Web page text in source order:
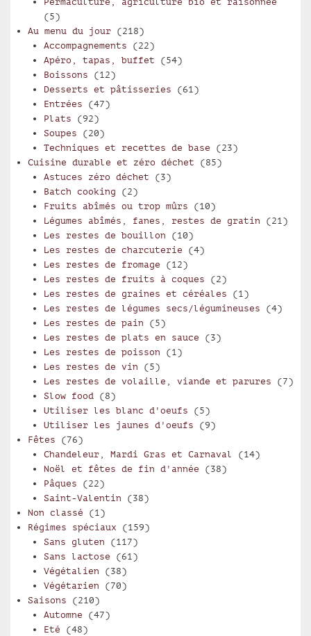
(5)
Au menu du jour (218)
Accompagnements (22)
Apéro, tapas, buffet (54)
Boissons (12)
Desserts et pâtisseries (61)
Entrées (47)
Plats (92)
Soupes (20)
Techniques et recettes de base (23)
Cuisine durable et zéro déchet (85)
Astuces zéro déchet (3)
Batch cooking (2)
Fruits abîmés ou trop mûrs (10)
Légumes abîmés, fanes, restes de gratin (21)
Les restes de bouillon (10)
Les restes de charcuterie (4)
Les restes de fromage (12)
Les restes de fruits à coques (2)
Les restes de graines et céréales (1)
Les restes de légumes secs/légumineuses (4)
Les restes de pain (5)
Les restes de plats en sauce (3)
Les restes de poisson (1)
Les restes de vin (5)
Les restes de volaille, viande et parures (7)
Slow food(8)
Utiliser les blanc d'oeufs (5)
Utiliser les jaunes d'oeufs (9)
Fêtes (76)
Chandeleur, Mardi Gras et Carnaval (14)
Noël et fêtes de fin d'année (38)
Pâques (22)
Saint-Valentin (38)
Non classé (1)
Régimes spéciaux (159)
Sans gluten (117)
Sans lactose (61)
Végétalien (38)
Végétarien (70)
Saisons (210)
Automne (47)
Eté (48)